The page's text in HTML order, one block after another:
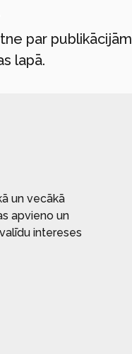
par publikācijām
lapā.
un vecākā
apvieno un
intereses